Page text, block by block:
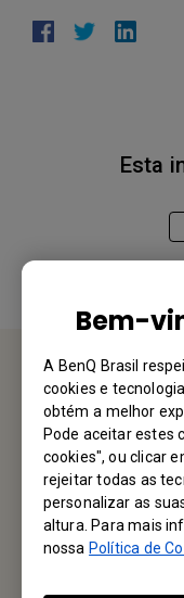
Bem-
A BenQ Brasil
cookies e
obtém a melhor
Pode aceitar estes
cookies", ou clicar
rejeitar todas as
personalizar as
altura. Para mais
nossa Política de
Esta